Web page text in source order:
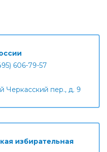
606-79-57
Черкасский пер., д. 9
избирательная